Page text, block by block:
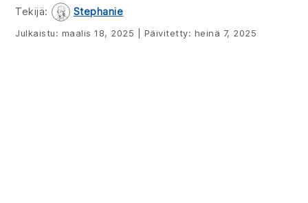
navigation
content
sidebar
Tekijä: Stephanie
Julkaistu: maalis 18, 2025 Päivitetty: heinä 7, 2025